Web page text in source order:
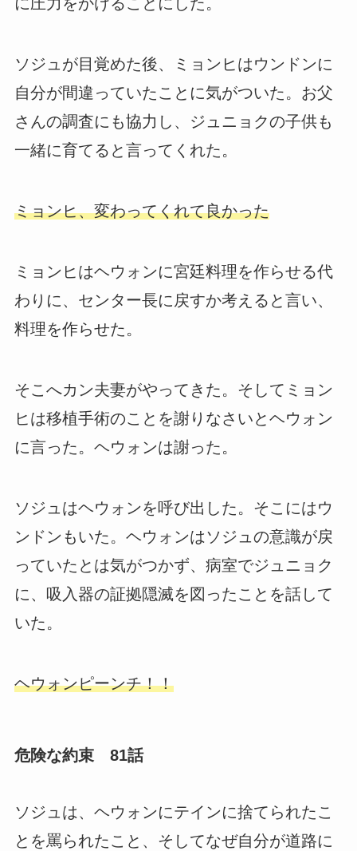
ソジュが目覚めた後、ミョンヒはウンドンに
自分が間違っていたことに気がついた。お父
さんの調査にも協力し、ジュニョクの子供も
一緒に育てると言ってくれた。
ミョンヒ、変わってくれて良かった
ミョンヒはヘウォンに宮廷料理を作らせる代
わりに、センター長に戻すか考えると言い、
料理を作らせた。
そこへカン夫妻がやってきた。そしてミョン
ヒは移植手術のことを謝りなさいとヘウォン
に言った。ヘウォンは謝った。
ソジュはヘウォンを呼び出した。そこにはウ
ンドンもいた。ヘウォンはソジュの意識が戻
っていたとは気がつかず、病室でジュニョク
に、吸入器の証拠隠滅を図ったことを話して
いた。
ヘウォンピーンチ！！
危険な約束 81話
ソジュは、ヘウォンにテインに捨てられたこ
とを罵られたこと、そしてなぜ自分が道路に